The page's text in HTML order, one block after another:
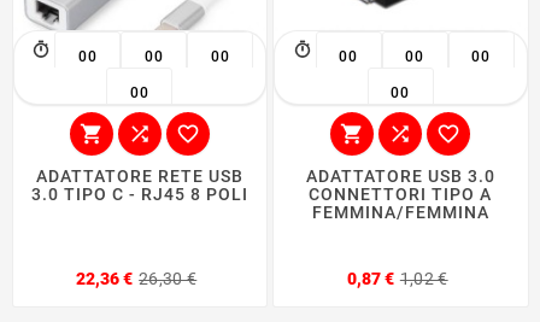
00 00 00
00
  
ADATTATORE RETE USB
3.0 TIPO C - RJ45 8 POLI
22,36 € 26,30 €
00 00 00
00
  
ADATTATORE USB 3.0
CONNETTORI TIPO A
FEMMINA/FEMMINA
0,87 € 1,02 €